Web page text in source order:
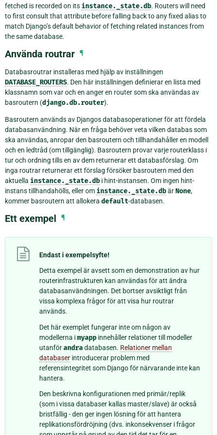
fetched is recorded on its instance._state.db. Routers will need
to first consult that attribute before falling back to any fixed alias to
match Django’s default behavior of fetching related instances from
the same database.
Använda routrar ¶
Databasroutrar installeras med hjälp av inställningen
DATABASE_ROUTERS. Den här inställningen definierar en lista med
klassnamn som var och en anger en router som ska användas av
basroutern (django.db.router).
Basroutern används av Djangos databasoperationer för att fördela
databasanvändning. När en fråga behöver veta vilken databas som
ska användas, anropar den basroutern och tillhandahåller en modell
och en ledtråd (om tillgänglig). Basroutern provar varje routerklass i
tur och ordning tills en av dem returnerar ett databasförslag. Om
inga routrar returnerar ett förslag försöker basroutern med den
aktuella instance._state.db i hint-instansen. Om ingen hint-
instans tillhandahölls, eller om instance._state.dbärNone,
kommer basroutern att allokera default-databasen.
Ett exempel ¶
Endast i exempelsyfte!
Detta exempel är avsett som en demonstration av hur
routerinfrastrukturen kan användas för att ändra
databasanvändningen. Det bortser avsiktligt från
vissa komplexa frågor för att visa hur routrar
används.
Det här exemplet fungerar inte om någon av
modellerna imyapp innehåller relationer till modeller
utanförandradatabasen. Relationer mellan
databaser introducerar problem med
referensintegritet som Django för närvarande inte kan
hantera.
Den beskrivna konfigurationen med primär/replik
(som i vissa databaser kallas master/slave) är också
bristfällig - den ger ingen lösning för att hantera
replikationsfördröjning (dvs. inkonsekvenser i frågor